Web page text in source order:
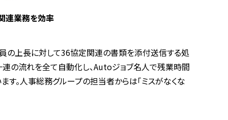
連業務を効率
の上長に対して36協定関連の書類を添付送信する処
の流れを全て自動化し、Autoジョブ名人で残業時間
。人事総務グループの担当者からは「ミスがなくな